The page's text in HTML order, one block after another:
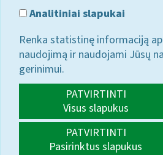
Analitiniai slapukai
Renka statistinę informaciją
naudojimą ir naudojami Jūsų
gerinimui.
PATVIRTINTI
Visus slapukus
PATVIRTINTI
Pasirinktus slapukus